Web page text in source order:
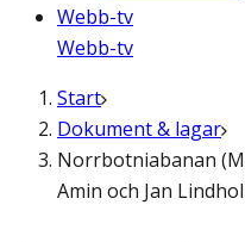
Webb-tv
Webb-tv
Start
Dokument & lagar
Norrbotniabanan
Amin och Jan